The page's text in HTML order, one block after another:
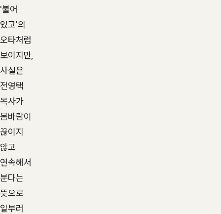
'불어
있고'의
오타처럼
보이지만,
사실은
전영택
목사가
봄바람이
끊이지
않고
연속해서
분다는
뜻으로
일부러